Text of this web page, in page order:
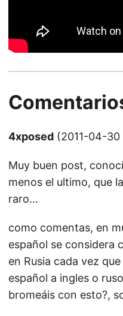
4xposed (2011-04-30
Muy buen post,
menos el ultimo, que
raro…
como comentas, en
español se considera
en Rusia cada vez
español a ingles o
bromeáis con esto?,